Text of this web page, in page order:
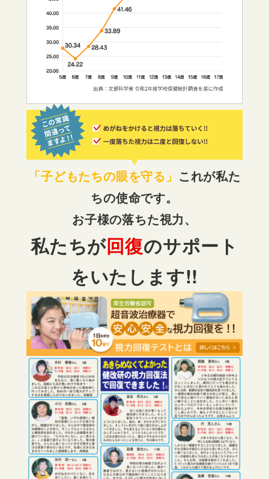
「子どもたちの眼を守る」 これが私た
ちの使命です。
お子様の落ちた視力、
私たちが回復のサポート
をいたします!!